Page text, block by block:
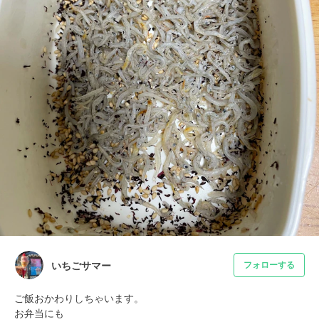
いちごサマー フォローする
ご飯おかわりしちゃいます。
お弁当にも